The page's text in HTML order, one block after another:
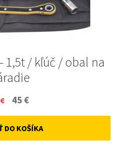
1,5t / kľúč / obal na
€
Original
price
was:
45 €
price
is:
DO KOŠÍKA